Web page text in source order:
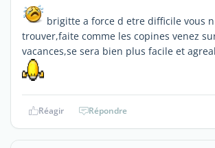
brigitte a force d etre difficile vous
trouver,faite comme les copines venez
vacances,se sera bien plus facile et
Réagir Répondre